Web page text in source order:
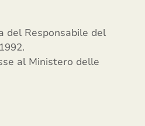
del Responsabile del
al Ministero delle